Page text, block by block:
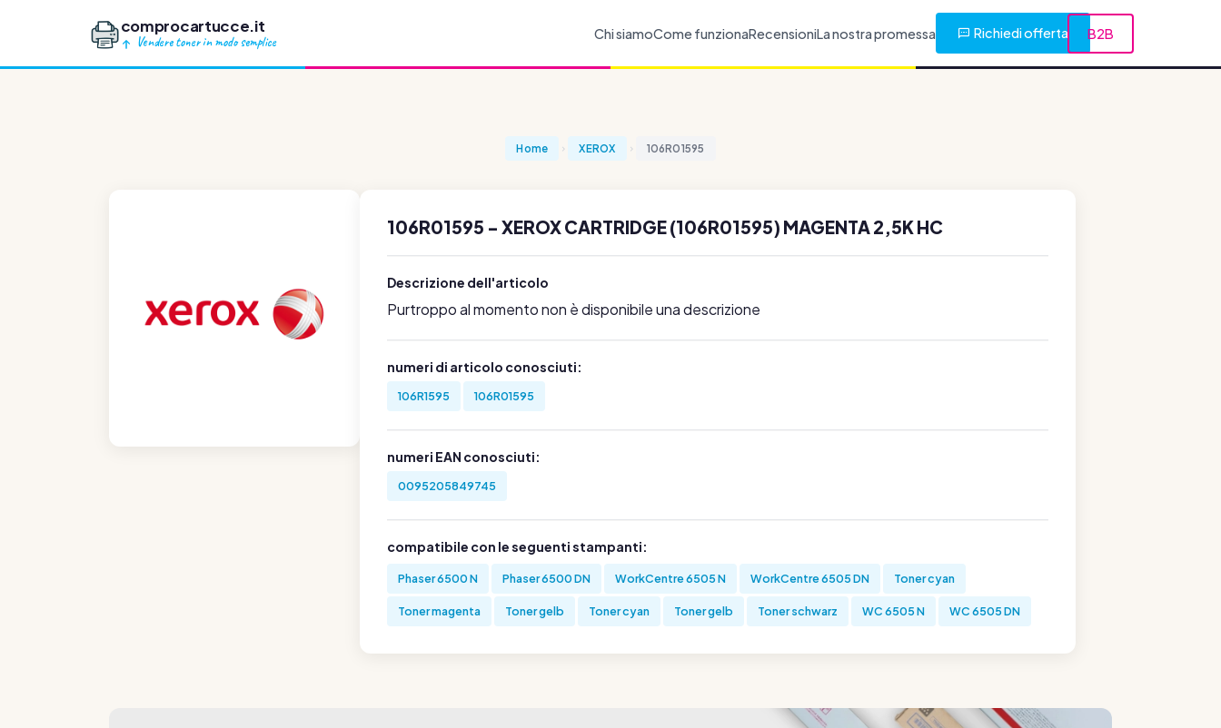
comprocartucce.it
Vendere toner in modo semplice
Chi siamoCome funzionaRecensioniLa nostra promessa Richiedi offerta B2B
Home XEROX 106R01595
106R01595 - XEROX CARTRIDGE (106R01595) MAGENTA 2,5K HC
Descrizione dell'articolo
Purtroppo al momento non è disponibile una descrizione
numeri di articolo conosciuti:
106R1595 106R01595
numeri EAN conosciuti:
0095205849745
compatibile con le seguenti stampanti:
Phaser 6500 N Phaser 6500 DN WorkCentre 6505 N WorkCentre 6505 DN Toner cyan
Toner magenta Toner gelb Toner cyan Toner gelb Toner schwarz WC 6505 N WC 6505 DN